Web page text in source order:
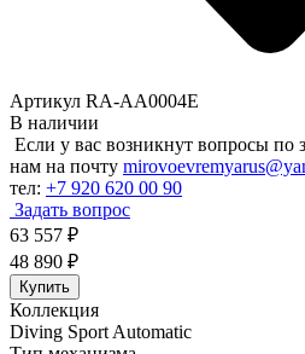
Артикул RA-AA0004E
В наличии
Если у вас возникнут вопросы по
нам на почту
тел: +7 920 620 00 90
Задать вопрос
63 557 ₽
48 890 ₽
Купить
Коллекция
Diving Sport Automatic